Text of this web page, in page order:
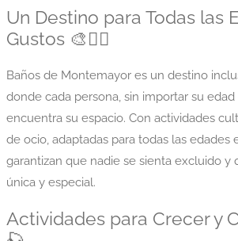
Un Destino para Todas las
Gustos 🎨🧗‍♂️
Baños de Montemayor es un destino
donde cada persona, sin importar su
encuentra su espacio. Con actividades
de ocio, adaptadas para todas las edades
garantizan que nadie se sienta excluido y
única y especial.
Actividades para Crecer y